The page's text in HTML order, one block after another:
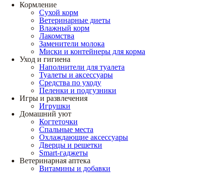
Кормление
Сухой корм
Ветеринарные диеты
Влажный корм
Лакомства
Заменители молока
Миски и контейнеры для корма
Уход и гигиена
Наполнители для туалета
Туалеты и аксессуары
Средства по уходу
Пеленки и подгузники
Игры и развлечения
Игрушки
Домашний уют
Когтеточки
Спальные места
Охлаждающие аксессуары
Дверцы и решетки
Smart-гаджеты
Ветеринарная аптека
Витамины и добавки